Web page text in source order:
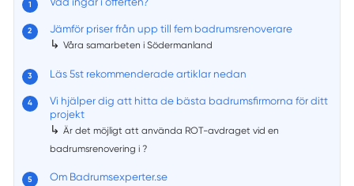
Jämför priser från upp till fem badrumsrenoverare
↳ Våra samarbeten i Södermanland
Läs 5st rekommenderade artiklar nedan
Vi hjälper dig att hitta de bästa badrumsfirmorna för ditt
projekt
↳ Är det möjligt att använda ROT-avdraget vid en
badrumsrenovering i ?
Om Badrumsexperter.se